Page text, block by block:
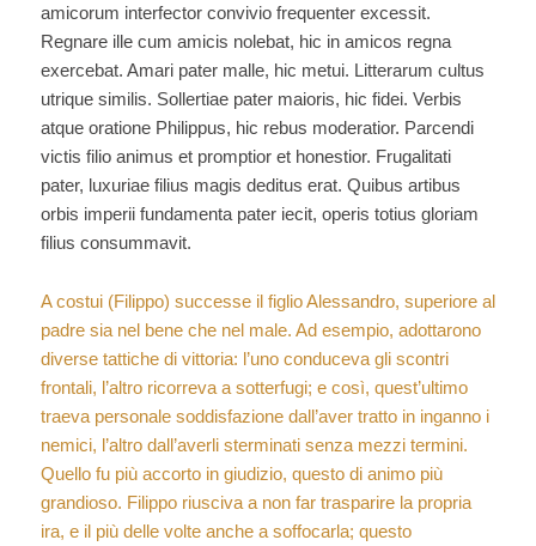
amicorum interfector convivio frequenter excessit.
Regnare ille cum amicis nolebat, hic in amicos regna
exercebat. Amari pater malle, hic metui. Litterarum cultus
utrique similis. Sollertiae pater maioris, hic fidei. Verbis
atque oratione Philippus, hic rebus moderatior. Parcendi
victis filio animus et promptior et honestior. Frugalitati
pater, luxuriae filius magis deditus erat. Quibus artibus
orbis imperii fundamenta pater iecit, operis totius gloriam
filius consummavit.
A costui (Filippo) successe il figlio Alessandro, superiore al
padre sia nel bene che nel male. Ad esempio, adottarono
diverse tattiche di vittoria: l’uno conduceva gli scontri
frontali, l’altro ricorreva a sotterfugi; e così, quest’ultimo
traeva personale soddisfazione dall’aver tratto in inganno i
nemici, l’altro dall’averli sterminati senza mezzi termini.
Quello fu più accorto in giudizio, questo di animo più
grandioso. Filippo riusciva a non far trasparire la propria
ira, e il più delle volte anche a soffocarla; questo